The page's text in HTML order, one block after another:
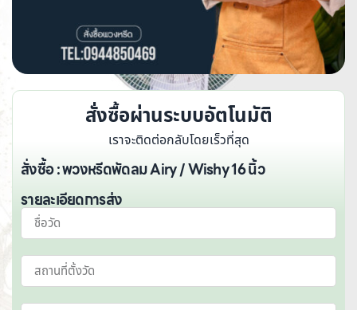
สั่งซื้อผ่านระบบอัตโนมัติ
เราจะติดต่อกลับโดยเร็วที่สุด
สั่งซื้อ : พวงหรีดพัดลม Airy / Wishy 16 นิ้ว
รายละเอียดการส่ง